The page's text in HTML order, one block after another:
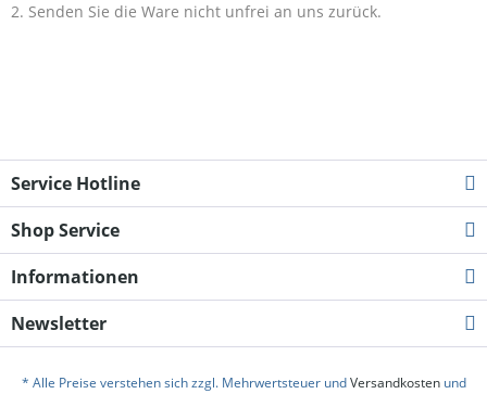
2. Senden Sie die Ware nicht unfrei an uns zurück.
Service Hotline
Shop Service
Informationen
Newsletter
* Alle Preise verstehen sich zzgl. Mehrwertsteuer undVersandkostenund